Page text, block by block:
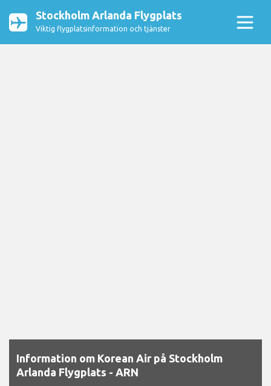
Stockholm Arlanda Flygplats
Viktig flygplatsinformation och tjänster
Information om Korean Air på Stockholm
Arlanda Flygplats - ARN